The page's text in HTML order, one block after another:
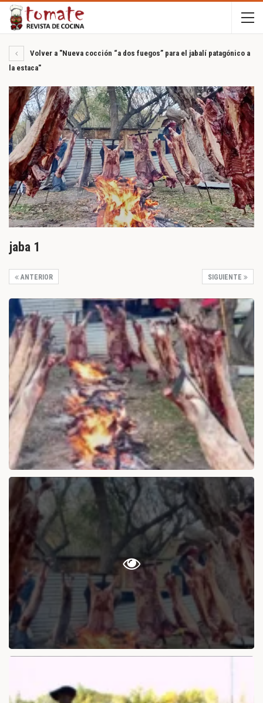
Volver a "Nueva cocción “a dos fuegos” para el jabalí patagónico a
la estaca"
jaba 1
SIGUIENTE
ANTERIOR